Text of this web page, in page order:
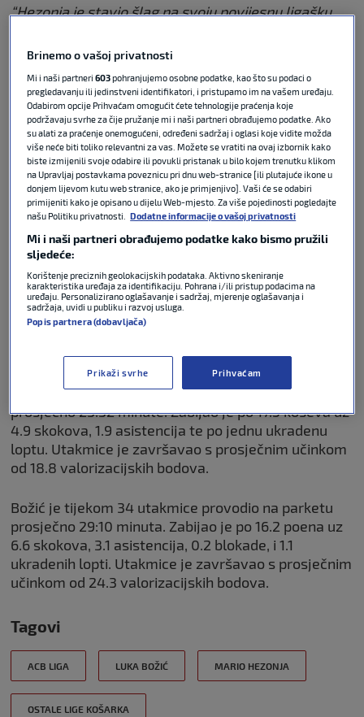
“Hezonja je stavio šlag na svoju povijesnu ligašku
prikazao je najbolju košarku u svojoj karijeri kako bi
postao lider Real Madrida, koji je završio na samom
vrhu ljestvice”,navedeno je u priopćenju ACB-a.
Ovim raspletom nije zadovoljan još jedan hrvatski
košarkaš, Luka Božić. Košarkaš Granade uvršten je u
najbolju petorku prvenstva, ali nije dobio nagradu za
najboljeg igrača. Na Instagramu je iskazao svoje
nezadovoljstvo.
“Jako sam razočaran izborom za MVP nagradu ACB
lige. Navijači su birali mene za MVP-ja, želim
zahvaliti svakom od vas što je odvojio vrijeme i
glasao, zaista sam zahvalan. Dao sam sve od sebe,
ali nekad ne možete protiv politike… Trebat će mi
djeluje na misteriozne načine”, napisao je.
Hezonja je tijekom 28 utakmica provodio na parketu
prosječno 23:32 minute. Zabijao je po 17.5 koševa uz
4.9 skokova, 1.9 asistencija te po jednu ukradenu
loptu. Utakmice je završavao s prosječnim učinkom
od 18.8 valorizacijskih bodova.
Božić je tijekom 34 utakmice provodio na parketu
prosječno 29:10 minuta. Zabijao je po 16.2 poena uz
6.6 skokova, 3.1 asistencija, 0.2 blokade, i 1.1
ukradenih lopti. Utakmice je završavao s prosječnim
učinkom od 24.3 valorizacijskih bodova.
Tagovi
ACB LIGA LUKA BOŽIĆ MARIO HEZONJA
OSTALE LIGE KOŠARKA
Brinemo o vašoj privatnosti
Mi i naši partneri603pohranjujemo osobne podatke, kao što su podaci o
pregledavanju ili jedinstveni identifikatori, i pristupamo im na vašem uređaju.
Odabirom opcije Prihvaćam omogućit ćete tehnologije praćenja koje
podržavaju svrhe za čije pružanje mi i naši partneri obrađujemo podatke. Ako
su alati za praćenje onemogućeni, određeni sadržaj i oglasi koje vidite možda
više neće biti toliko relevantni za vas. Možete se vratiti na ovaj izbornik kako
biste izmijenili svoje odabire ili povukli pristanak u bilo kojem trenutku klikom
na Upravljaj postavkama poveznicu pri dnu web-stranice [ili plutajuće ikone u
donjem lijevom kutu web stranice, ako je primjenjivo]. Vaši će se odabiri
primijeniti kako je opisano u dijelu Web-mjesto. Za više pojedinosti pogledajte
našu Politiku privatnosti.
Dodatne informacije o vašoj privatnosti
Mi i naši partneri obrađujemo podatke kako bismo pružili
sljedeće:
Korištenje preciznih geolokacijskih podataka. Aktivno skeniranje
karakteristika uređaja za identifikaciju. Pohrana i/ili pristup podacima na
uređaju. Personalizirano oglašavanje i sadržaj, mjerenje oglašavanja i
sadržaja, uvidi u publiku i razvoj usluga.
Popis partnera (dobavljača)
Prikaži svrhe Prihvaćam